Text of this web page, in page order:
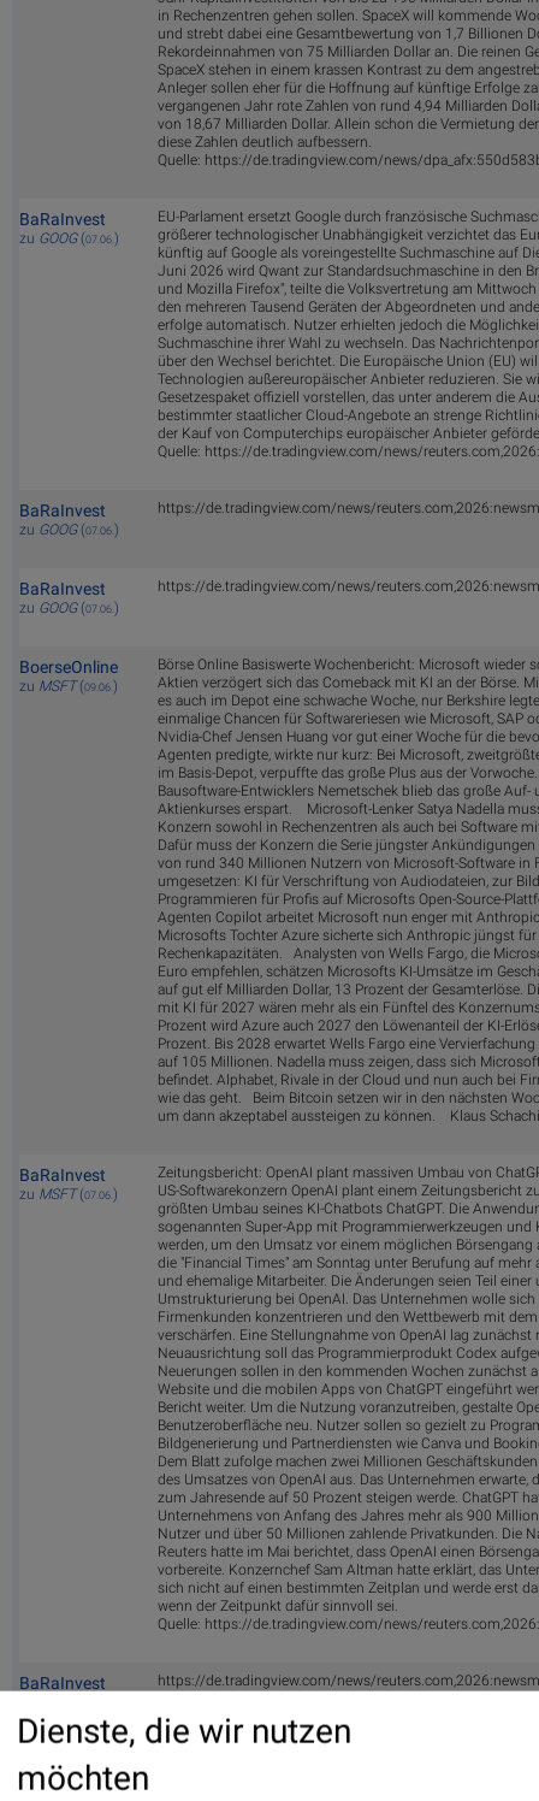
in Rechenzentren gehen sollen. SpaceX will kommende
und strebt dabei eine Gesamtbewertung von 1,7 Billionen
Rekordeinnahmen von 75 Milliarden Dollar an. Die reinen
SpaceX stehen in einem krassen Kontrast zu dem
Anleger sollen eher für die Hoffnung auf künftige Erfolge
vergangenen Jahr rote Zahlen von rund 4,94 Milliarden
von 18,67 Milliarden Dollar. Allein schon die Vermietung
diese Zahlen deutlich aufbessern.
Quelle: https://de.tradingview.com/news/
BaRaInvest
zu GOOG(07.06.)
EU-Parlament ersetzt Google durch französische
größerer technologischer Unabhängigkeit verzichtet das
künftig auf Google als voreingestellte Suchmaschine auf
Juni 2026 wird Qwant zur Standardsuchmaschine in den
und Mozilla Firefox", teilte die Volksvertretung am
den mehreren Tausend Geräten der Abgeordneten und
erfolge automatisch. Nutzer erhielten jedoch die
Suchmaschine ihrer Wahl zu wechseln. Das
über den Wechsel berichtet. Die Europäische Union (EU)
Technologien außereuropäischer Anbieter reduzieren. Sie
Gesetzespaket offiziell vorstellen, das unter anderem die
bestimmter staatlicher Cloud-Angebote an strenge
der Kauf von Computerchips europäischer Anbieter
Quelle: https://de.tradingview.com/news/
BaRaInvest
zu GOOG(07.06.)
https://de.tradingview.com/news/
BaRaInvest
zu GOOG(07.06.)
https://de.tradingview.com/news/
BoerseOnline
zu MSFT(09.06.)
Börse Online Basiswerte Wochenbericht: Microsoft wieder
Aktien verzögert sich das Comeback mit KI an der Börse.
es auch im Depot eine schwache Woche, nur Berkshire
einmalige Chancen für Softwareriesen wie Microsoft, SAP
Nvidia-Chef Jensen Huang vor gut einer Woche für die
Agenten predigte, wirkte nur kurz: Bei Microsoft,
im Basis-Depot, verpuffte das große Plus aus der
Bausoftware-Entwicklers Nemetschek blieb das große Auf-
Aktienkurses erspart. Microsoft-Lenker Satya Nadella
Konzern sowohl in Rechenzentren als auch bei Software
Dafür muss der Konzern die Serie jüngster
von rund 340 Millionen Nutzern von Microsoft-Software in
umgesetzen: KI für Verschriftung von Audiodateien, zur
Programmieren für Profis auf Microsofts Open-Source-
Agenten Copilot arbeitet Microsoft nun enger mit
Microsofts Tochter Azure sicherte sich Anthropic jüngst für
Rechenkapazitäten. Analysten von Wells Fargo, die
Euro empfehlen, schätzen Microsofts KI-Umsätze im
auf gut elf Milliarden Dollar, 13 Prozent der Gesamterlöse.
mit KI für 2027 wären mehr als ein Fünftel des
Prozent wird Azure auch 2027 den Löwenanteil der KI-
Prozent. Bis 2028 erwartet Wells Fargo eine
auf 105 Millionen. Nadella muss zeigen, dass sich
befindet. Alphabet, Rivale in der Cloud und nun auch bei
wie das geht. Beim Bitcoin setzen wir in den nächsten
um dann akzeptabel aussteigen zu können. Klaus
BaRaInvest
zu MSFT(07.06.)
Zeitungsbericht: OpenAI plant massiven Umbau von
US-Softwarekonzern OpenAI plant einem Zeitungsbericht
größten Umbau seines KI-Chatbots ChatGPT. Die
sogenannten Super-App mit Programmierwerkzeugen und
werden, um den Umsatz vor einem möglichen Börsengang
die "Financial Times" am Sonntag unter Berufung auf mehr
und ehemalige Mitarbeiter. Die Änderungen seien Teil einer
Umstrukturierung bei OpenAI. Das Unternehmen wolle
Firmenkunden konzentrieren und den Wettbewerb mit
verschärfen. Eine Stellungnahme von OpenAI lag zunächst
Neuausrichtung soll das Programmierprodukt Codex
Neuerungen sollen in den kommenden Wochen zunächst
Website und die mobilen Apps von ChatGPT eingeführt
Bericht weiter. Um die Nutzung voranzutreiben, gestalte
Benutzeroberfläche neu. Nutzer sollen so gezielt zu
Bildgenerierung und Partnerdiensten wie Canva und
Dem Blatt zufolge machen zwei Millionen
des Umsatzes von OpenAI aus. Das Unternehmen erwarte,
zum Jahresende auf 50 Prozent steigen werde. ChatGPT
Unternehmens von Anfang des Jahres mehr als 900
Nutzer und über 50 Millionen zahlende Privatkunden. Die
Reuters hatte im Mai berichtet, dass OpenAI einen
vorbereite. Konzernchef Sam Altman hatte erklärt, das
sich nicht auf einen bestimmten Zeitplan und werde erst
wenn der Zeitpunkt dafür sinnvoll sei.
Quelle: https://de.tradingview.com/news/
BaRaInvest https://de.tradingview.com/news/
BaRaInvest
zuMSFT( )
Dienste, die wir nutzen
möchten